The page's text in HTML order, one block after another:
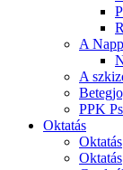
A
A
PPK
Oktatás
Oktatás
Oktatás